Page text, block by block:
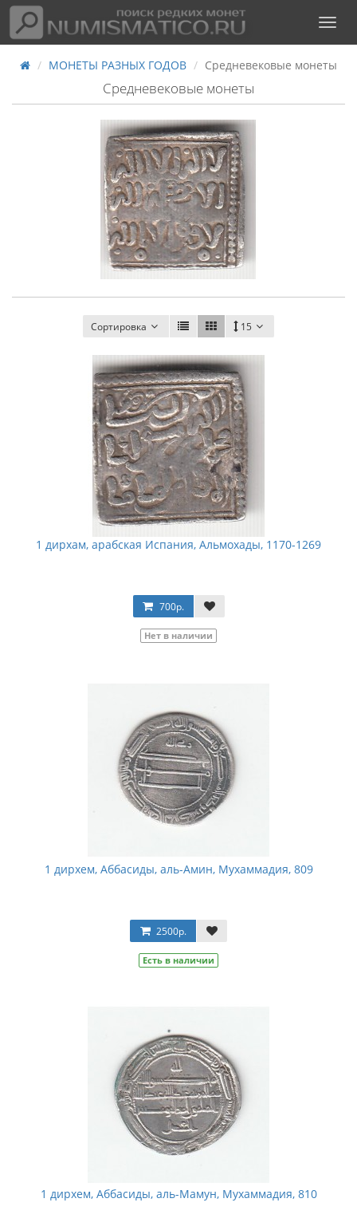
МОНЕТЫ РАЗНЫХ ГОДОВ Средневековые монеты
Средневековые монеты
Сортировка 15
1 дирхам, арабская Испания, Альмохады, 1170-1269
700р.
Нет в наличии
1 дирхем, Аббасиды, аль-Амин, Мухаммадия, 809
2500р.
Есть в наличии
1 дирхем, Аббасиды, аль-Мамун, Мухаммадия, 810